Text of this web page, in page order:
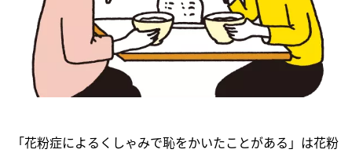
「花粉症によるくしゃみで恥をかいたことがある」は花粉